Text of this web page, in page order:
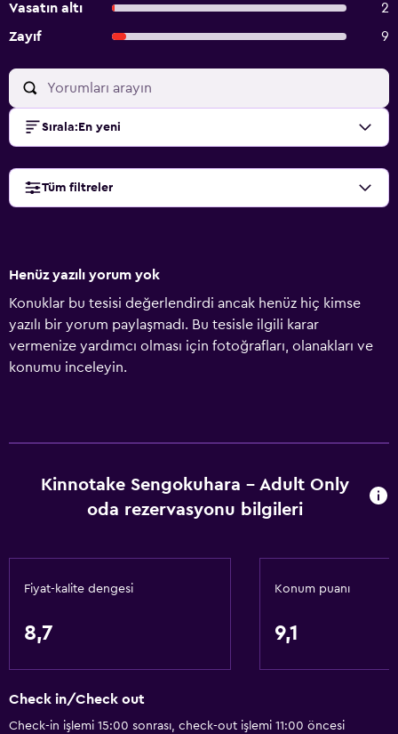
Vasatın altı
2
Zayıf
9
Sırala: En yeni
Tüm filtreler
Henüz yazılı yorum yok
Konuklar bu tesisi değerlendirdi ancak henüz hiç kimse
yazılı bir yorum paylaşmadı. Bu tesisle ilgili karar
vermenize yardımcı olması için fotoğrafları, olanakları ve
konumu inceleyin.
Kinnotake Sengokuhara - Adult Only
oda rezervasyonu bilgileri
Fiyat-kalite dengesi
8,7
Konum puanı
9,1
Check in/Check out
Check-in işlemi 15:00 sonrası, check-out işlemi 11:00 öncesi